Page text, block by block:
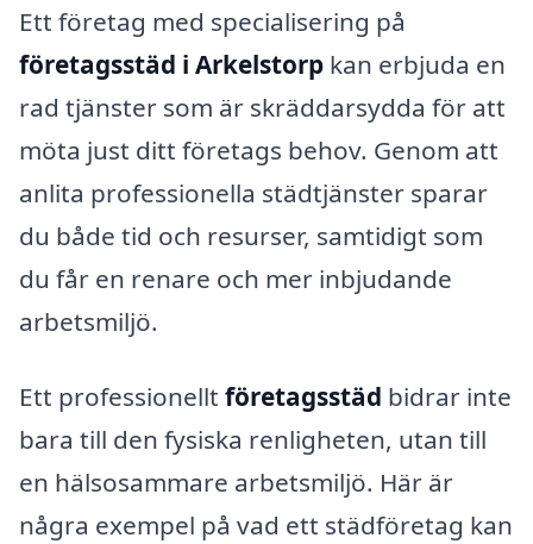
Ett företag med specialisering på
företagsstäd i Arkelstorp kan erbjuda en
rad tjänster som är skräddarsydda för att
möta just ditt företags behov. Genom att
anlita professionella städtjänster sparar
du både tid och resurser, samtidigt som
du får en renare och mer inbjudande
arbetsmiljö.
Ett professionellt företagsstäd bidrar inte
bara till den fysiska renligheten, utan till
en hälsosammare arbetsmiljö. Här är
några exempel på vad ett städföretag kan